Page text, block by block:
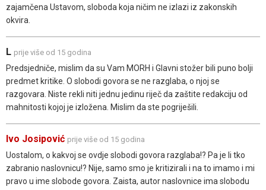
zajamčena Ustavom, sloboda koja ničim ne izlazi iz zakonskih
okvira.
L prije više od 15 godina
Predsjedniče, mislim da su Vam MORH i Glavni stožer bili puno bolji
predmet kritike. O slobodi govora se ne razglaba, o njoj se
razgovara. Niste rekli niti jednu jedinu riječ da zaštite redakciju od
mahnitosti kojoj je izložena. Mislim da ste pogriješili.
Ivo Josipović prije više od 15 godina
Uostalom, o kakvoj se ovdje slobodi govora razglaba!? Pa je li tko
zabranio naslovnicu!? Nije, samo smo je kritizirali i na to imamo i mi
pravo u ime slobode govora. Zaista, autor naslovnice ima slobodu